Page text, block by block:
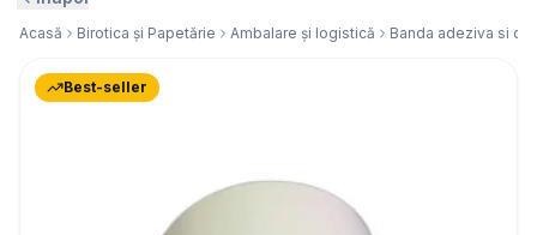
Acasă Birotica și Papetărie Ambalare și logistică Banda adeziva si
Best-seller